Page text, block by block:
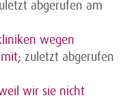
abgerufen am
wegen
; zuletzt abgerufen
wir sie nicht